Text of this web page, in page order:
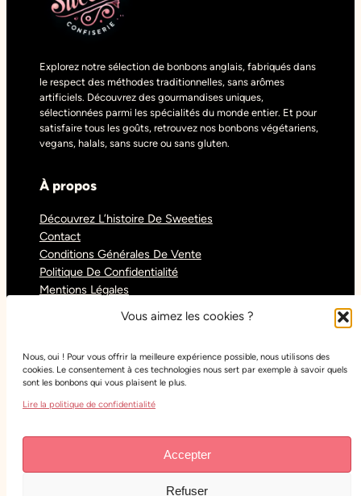
Vous aimez les cookies ?
Nous, oui ! Pour vous offrir la meilleure expérience possible, nous utilisons des
cookies. Le consentement à ces technologies nous sert par exemple à savoir quels
sont les bonbons qui vous plaisent le plus.
Lire la politique de confidentialité
Accepter
Refuser
Explorez notre sélection de bonbons anglais, fabriqués dans
le respect des méthodes traditionnelles, sans arômes
artificiels. Découvrez des gourmandises uniques,
sélectionnées parmi les spécialités du monde entier. Et pour
satisfaire tous les goûts, retrouvez nos bonbons végétariens,
vegans, halals, sans sucre ou sans gluten.
À propos
Découvrez L’histoire De Sweeties
Contact
Conditions Générales De Vente
Politique De Confidentialité
Mentions Légales
Réseaux sociaux
Instagram